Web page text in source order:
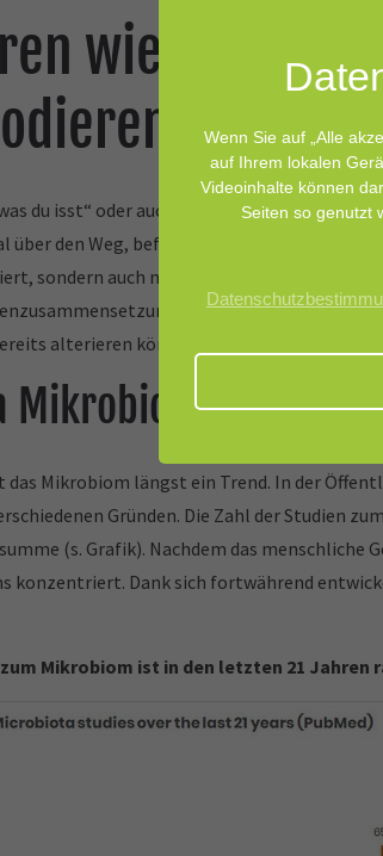
wie die
Zahl
du isst“ oder auch „Der Mensch
über den Weg, befasst man sich mit dem
sondern auch noch von unseren
beeinflussen. Zum
alterieren können.
Mikrobiom ist in
das Mikrobiom längst ein Trend. In der
Gründen. Die Zahl der Studien
(s. Grafik). Nachdem das
konzentriert. Dank sich fortwährend
Mikrobiom ist in den letzten 21 Jahren
Wenn Sie auf „Alle
auf Ihrem lokalen
Videoinhalte können
Seiten so genutzt